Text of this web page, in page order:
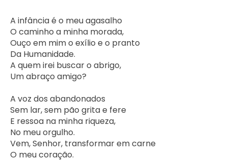
A infância é o meu agasalho
O caminho a minha morada,
Ouço em mim o exílio e o pranto
Da Humanidade.
A quem irei buscar o abrigo,
Um abraço amigo?
A voz dos abandonados
Sem lar, sem pão grita e fere
E ressoa na minha riqueza,
No meu orgulho.
Vem, Senhor, transformar em carne
O meu coração.